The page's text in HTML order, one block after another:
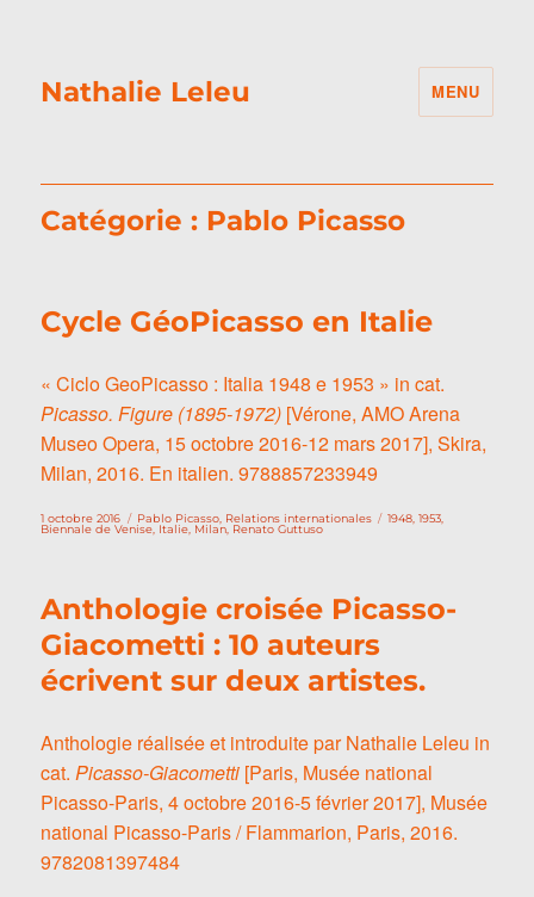
Nathalie Leleu MENU
Catégorie : Pablo Picasso
Cycle GéoPicasso en Italie
« Ciclo GeoPicasso : Italia 1948 e 1953 » in cat.
Picasso. Figure (1895-1972) [Vérone, AMO Arena
Museo Opera, 15 octobre 2016-12 mars 2017], Skira,
Milan, 2016. En italien. 9788857233949
Publié
le
1 octobre 2016 Catégories
Pablo Picasso, Relations internationales Étiquettes
1948 ,1953
Biennale de Venise Italie Milan Renato Guttuso
Anthologie croisée Picasso-
Giacometti : 10 auteurs
écrivent sur deux artistes.
Anthologie réalisée et introduite par Nathalie Leleu in
cat.Picasso-Giacometti [Paris, Musée national
Picasso-Paris, 4 octobre 2016-5 février 2017], Musée
national Picasso-Paris / Flammarion, Paris, 2016.
9782081397484